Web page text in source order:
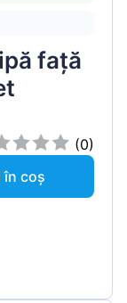
față
(0)
în coș